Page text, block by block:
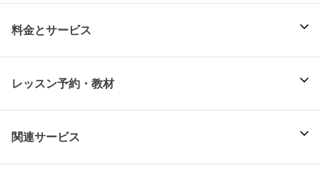
料金とサービス
レッスン予約・教材
関連サービス